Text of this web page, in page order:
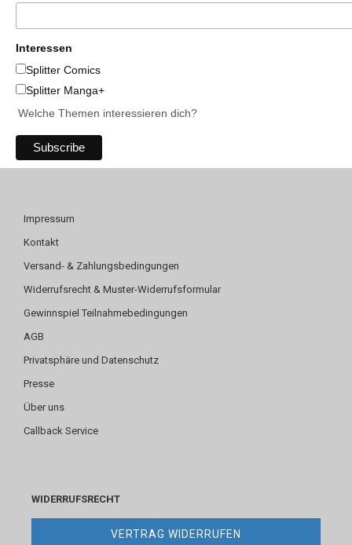
Interessen
Splitter Comics
Splitter Manga+
Welche Themen interessieren dich?
Impressum
Kontakt
Versand- & Zahlungsbedingungen
Widerrufsrecht & Muster-Widerrufsformular
Gewinnspiel Teilnahmebedingungen
AGB
Privatsphäre und Datenschutz
Presse
Über uns
Callback Service
WIDERRUFSRECHT
VERTRAG WIDERRUFEN